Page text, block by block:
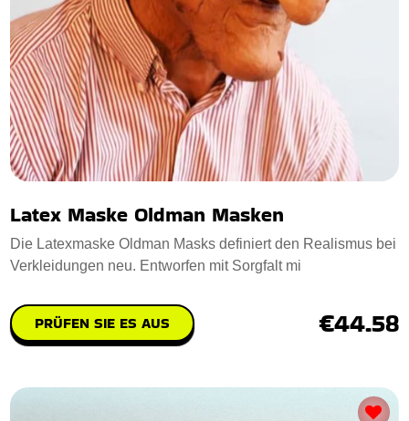
Latex Maske Oldman Masken
Die Latexmaske Oldman Masks definiert den Realismus bei
Verkleidungen neu. Entworfen mit Sorgfalt mi
PRÜFEN SIE ES AUS €44.58